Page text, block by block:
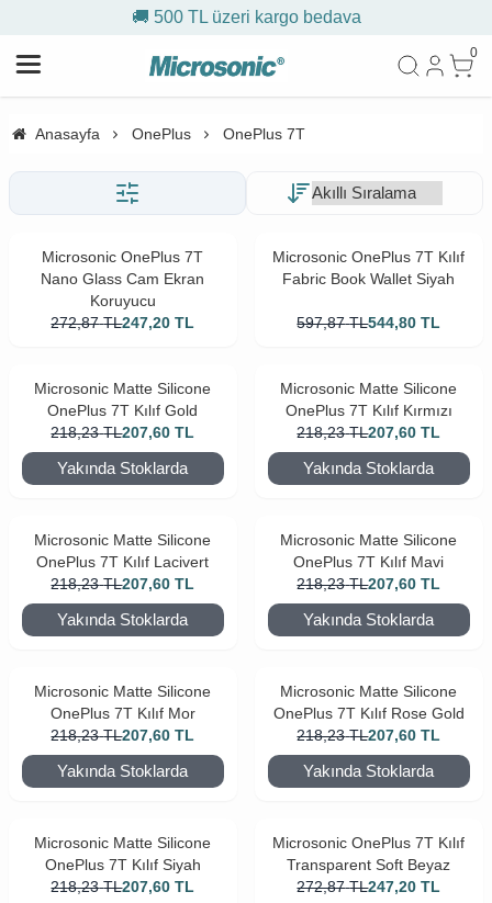
🚚 500 TL üzeri kargo bedava
0
Anasayfa OnePlus OnePlus 7T
Microsonic OnePlus 7T
Nano Glass Cam Ekran
Koruyucu
272,87 TL247,20 TL
Microsonic OnePlus 7T Kılıf
Fabric Book Wallet Siyah
597,87 TL544,80 TL
Microsonic Matte Silicone
OnePlus 7T Kılıf Gold
218,23 TL207,60 TL
Yakında Stoklarda
Microsonic Matte Silicone
OnePlus 7T Kılıf Kırmızı
218,23 TL207,60 TL
Yakında Stoklarda
Microsonic Matte Silicone
OnePlus 7T Kılıf Lacivert
218,23 TL207,60 TL
Yakında Stoklarda
Microsonic Matte Silicone
OnePlus 7T Kılıf Mavi
218,23 TL207,60 TL
Yakında Stoklarda
Microsonic Matte Silicone
OnePlus 7T Kılıf Mor
218,23 TL207,60 TL
Yakında Stoklarda
Microsonic Matte Silicone
OnePlus 7T Kılıf Rose Gold
218,23 TL207,60 TL
Yakında Stoklarda
Microsonic Matte Silicone
OnePlus 7T Kılıf Siyah
218,23 TL207,60 TL
Microsonic OnePlus 7T Kılıf
Transparent Soft Beyaz
272,87 TL247,20 TL